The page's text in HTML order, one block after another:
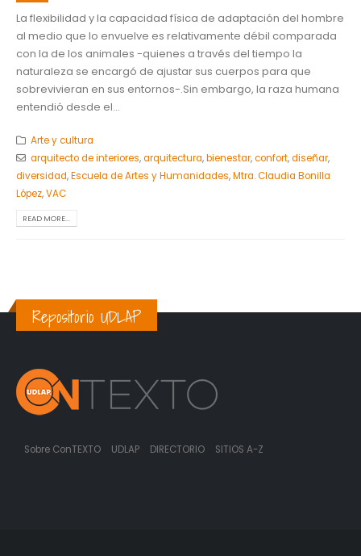
La flexibilidad y la capacidad física de adaptación del hombre
al medio que lo envuelve es relativamente débil comparada
con la de los animales -quienes a través del tiempo la
naturaleza se encargó de ajustar sus cuerpos para que
sobrevivieran en sus entornos-.Sin embargo, la raza humana
entendió desde el...
Arte y cultura
arquitecto de interiores,arquitectura,bienestar,confort,diseñar,
diversidad,Escuela de Artes y Humanidades,Mtra. Claudia Bonilla
López,VAC
READ MORE...
Repositorio UDLAP
Sobre ConTEXTO UDLAP DIRECTORIO SITIOS A-Z